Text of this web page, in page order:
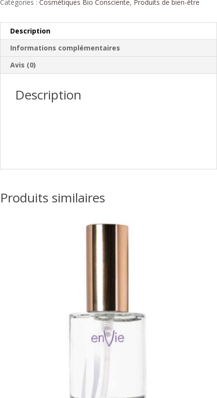
jour
nuit
Catégories : Cosmétiques Bio Consciente, Produits de bien-être
Description
Informations complémentaires
Avis (0)
Description
Produits similaires